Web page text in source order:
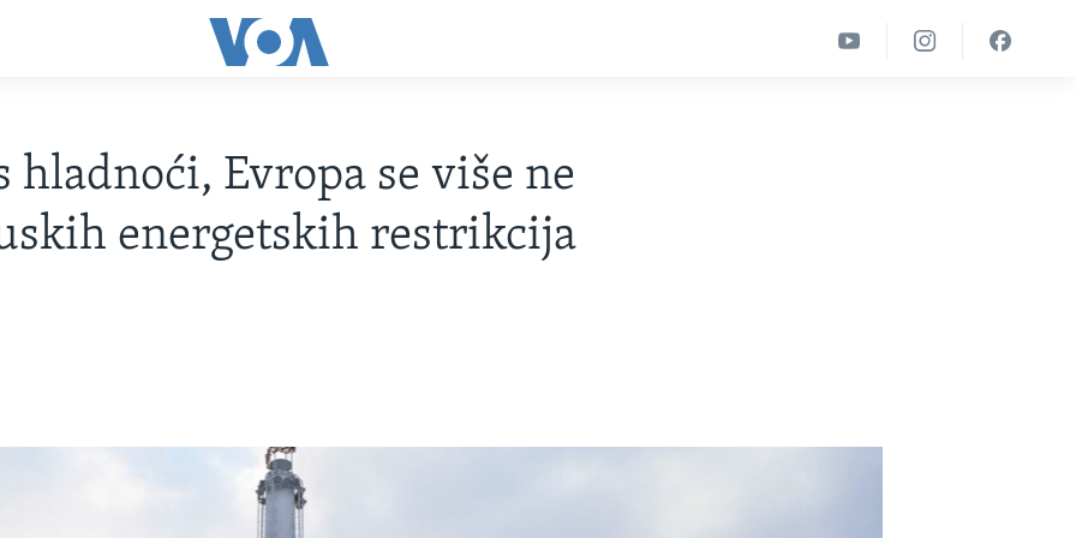
hladnoći, Evropa se više ne
energetskih restrikcija